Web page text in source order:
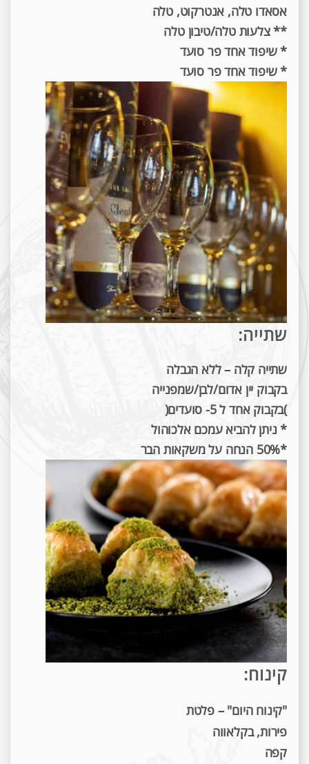
אסאדו טלה, אנטרקוט, טלה
** צלעות טלה/טיבון טלה
* שיפוד אחד פר סועד
* שיפוד אחד פר סועד
שתייה:
שתייה קלה – ללא הגבלה
בקבוק יין אדום/לבן/שמפנייה
)בקבוק אחד ל 5- סועדים(
* ניתן להביא עמכם אלכוהול
*50% הנחה על משקאות הבר
קינוח:
"קינוח היום" – פלטת
פירות, בקלאווה
קפה